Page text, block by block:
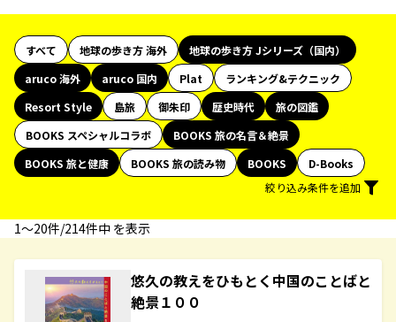
すべて 地球の歩き方 海外
地球の歩き方 Jシリーズ（国内）
aruco 海外
aruco 国内 Plat
ランキング&テクニック
Resort Style
島旅 御朱印 歴史時代
旅の図鑑
BOOKS スペシャルコラボ
BOOKS 旅の名言＆絶景
BOOKS 旅と健康
BOOKS 旅の読み物 BOOKS
D-Books
絞り込み条件を追加
1〜20件/214件中 を表示
悠久の教えをひもとく中国のことばと
絶景１００